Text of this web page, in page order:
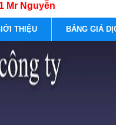
Mr Nguyễn
THIỆU BẢNG GIÁ